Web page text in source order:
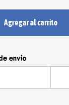
Agregar al carrito
envío